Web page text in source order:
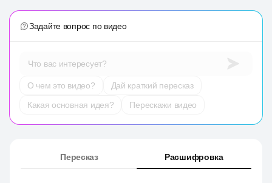
Задайте вопрос по видео
Что вас интересует?
О чем это видео?
Дай краткий пересказ
Какая основная идея?
Перескажи видео
Пересказ Расшифровка